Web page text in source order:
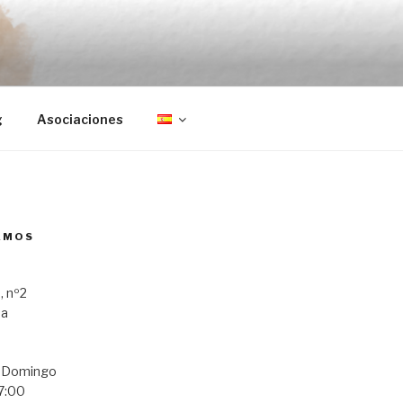
Asociaciones
nº2